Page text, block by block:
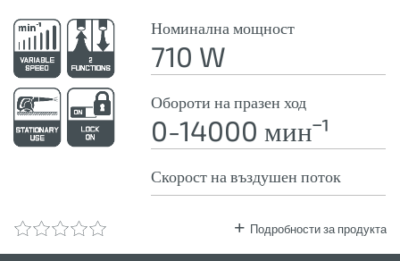
Номинална мощност
710 W
Обороти на празен ход
0-14000 минˉ¹
Скорост на въздушен поток
Подробности за продукта